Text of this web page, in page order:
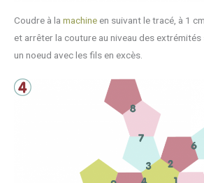
Coudre à la machine en suivant le tracé, à 1
et arrêter la couture au niveau des extrémités
un noeud avec les fils en excès.